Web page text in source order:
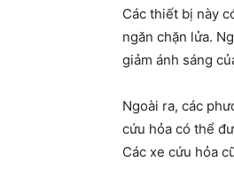
Các thiết bị này
ngăn chặn lửa.
giảm ánh sáng
Ngoài ra, các
cứu hỏa có thể
Các xe cứu hỏa